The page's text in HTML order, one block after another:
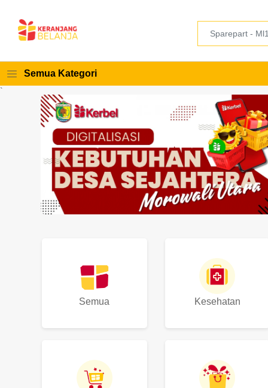
Semua Kategori
`
Semua Kesehatan